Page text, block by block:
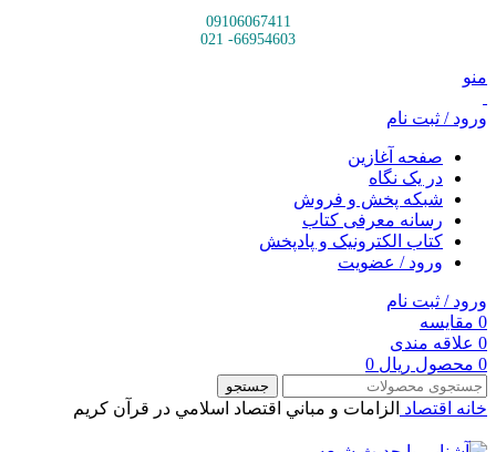
09106067411
66954603- 021
منو
ورود / ثبت نام
صفحه آغازین
در یک نگاه
شبکه پخش و فروش
رسانه معرفی کتاب
کتاب الکترونیک و پادپخش
ورود / عضویت
ورود / ثبت نام
0 مقایسه
0 علاقه مندی
0 محصول ریال
جستجو
خانه اقتصاد الزامات و مباني اقتصاد اسلامي در قرآن كريم